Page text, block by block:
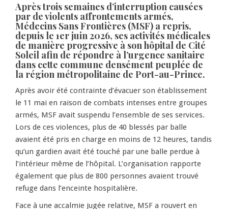
Après trois semaines d’interruption causées
par de violents affrontements armés,
Médecins Sans Frontières (MSF) a repris,
depuis le 1er juin 2026, ses activités médicales
de manière progressive à son hôpital de Cité
Soleil afin de répondre à l’urgence sanitaire
dans cette commune densément peuplée de
la région métropolitaine de Port-au-Prince.
Après avoir été contrainte d’évacuer son établissement
le 11 mai en raison de combats intenses entre groupes
armés, MSF avait suspendu l’ensemble de ses services.
Lors de ces violences, plus de 40 blessés par balle
avaient été pris en charge en moins de 12 heures, tandis
qu’un gardien avait été touché par une balle perdue à
l’intérieur même de l’hôpital. L’organisation rapporte
également que plus de 800 personnes avaient trouvé
refuge dans l’enceinte hospitalière.
Face à une accalmie jugée relative, MSF a rouvert en